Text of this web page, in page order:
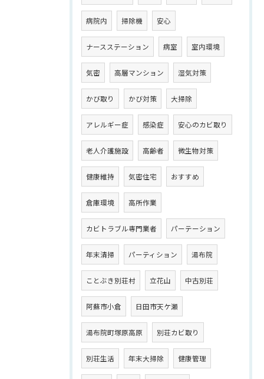
病院内 掃除機 安心
ナースステーション 病室 室内環境
気密 高層マンション 湿気対策
かび取り かび対策 大掃除
アレルギー症 感染症 安心のカビ取り
老人介護施設 高齢者 微生物対策
健康維持 気密住宅 おすすめ
倉庫環境 高所作業
カビトラブル専門業者 パーテーション
年末清掃 パーティション 湯布院
ことぶき別荘村 立花山 中古別荘
阿蘇市小倉 日田市天ケ瀬
湯布院町塚原高原 別荘カビ取り
別荘生活 年末大掃除 健康管理